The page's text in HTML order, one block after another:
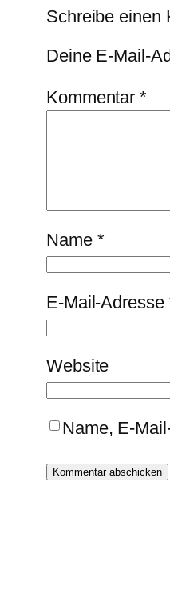
Schreibe einen
Deine E-Mail-
Kommentar*
Name *
E-Mail-Adresse
Website
Name, E-